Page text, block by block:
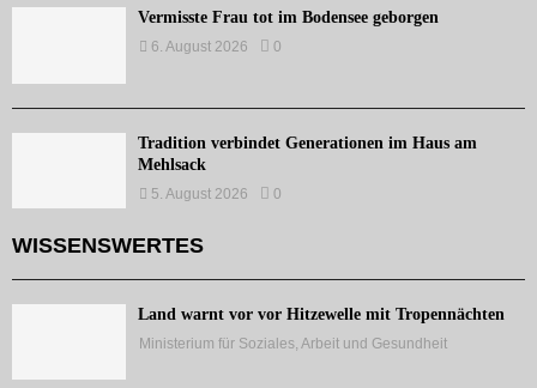
Vermisste Frau tot im Bodensee geborgen
6. August 2026 0
Tradition verbindet Generationen im Haus am
Mehlsack
5. August 2026 0
WISSENSWERTES
Land warnt vor vor Hitzewelle mit Tropennächten
Ministerium für Soziales, Arbeit und Gesundheit